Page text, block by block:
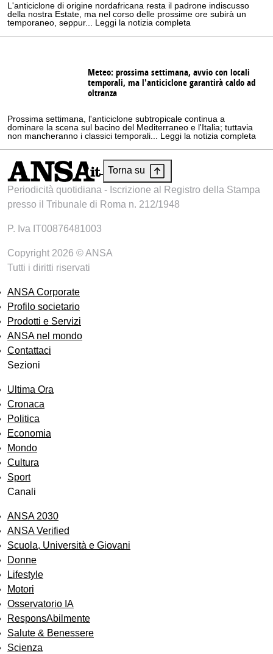
L'anticiclone di origine nordafricana resta il padrone indiscusso
della nostra Estate, ma nel corso delle prossime ore subirà un
temporaneo, seppur... Leggi la notizia completa
Meteo: prossima settimana, avvio con locali
temporali, ma l'anticiclone garantirà caldo ad
oltranza
Prossima settimana, l'anticiclone subtropicale continua a
dominare la scena sul bacino del Mediterraneo e l'Italia; tuttavia
non mancheranno i classici temporali... Leggi la notizia completa
Torna su
Periodicità quotidiana - Iscrizione al Registro della Stampa
presso il Tribunale di Roma n. 212/1948
P. Iva IT00876481003
Copyright 2026 © ANSA
Tutti i diritti riservati
ANSA Corporate
Profilo societario
Prodotti e Servizi
ANSA nel mondo
Contattaci
Sezioni
Ultima Ora
Cronaca
Politica
Economia
Mondo
Cultura
Sport
Canali
ANSA 2030
ANSA Verified
Scuola, Università e Giovani
Donne
Lifestyle
Motori
Osservatorio IA
ResponsAbilmente
Salute & Benessere
Scienza